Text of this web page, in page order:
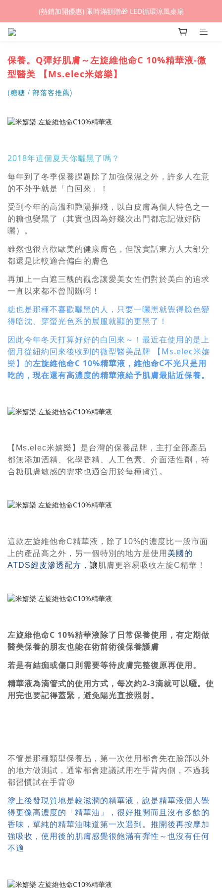
(熱銷加開優惠) 限時滿額贈🎁 LED循環涼風桌扇
(熱銷加開優惠) 限時滿額贈🎁 LED循環涼風桌扇
城鎮韌性(防空)演習期間，網頁載入速度可能延遲。
(熱銷加開優惠) 限時滿額贈🎁 LED循環涼風桌扇
保養。Q彈好肌膚～左旋維他命C 10%精華液-微
型醫美 【Ms.elec米嬉樂】
(糖糖 / 部落客推薦)
2018年這個夏天你曬黑了嗎？
每年到了冬季保養課題除了加強保濕之外，許多人在意
的不外乎就是「白回來」！
受到今年的高溫和艷陽摧殘，以白皮膚為個人特色之一
的糖也變黑了（其實也因為好幾次出門都忘記做好防
曬）。
雖然也很喜歡歐美的健康膚色，但說實話東方人大部分
都還是比較適合偏白的膚色
再加上一白遮三醜的觀念讓愛美女性們對於美白的追求
一直以來都不曾間斷啊！
糖也是那種不喜歡曬黑的人，只要一曬黑就覺得臉色變
得暗沈、穿螢光色系的展服就顯的更黑了！
因此今年冬天打算好好的白回來～！最近在使用的是上
個月從紐約回來後收到的微型醫美品牌 【Ms.elec米嬉
樂】的左旋維他命C 10%精華液，維他命C不光只是用
吃的，現在還有高濃度的精華液給予肌膚最貼近保養。
【 Ms.elec米嬉樂】是台灣的保養品牌，主打全部產品
都無添加酒精、化學香精、人工色素、介面活性劑，符
合糖肌膚敏感的需求也適合用於每種膚質。
這款左旋維他命C精華液，除了10%的濃度比一般市面
上的產品高之外，另一個特別的地方是使用 美國的
ATDS經皮滲透配方， 讓 肌膚更容易吸收左旋C精華！
左旋維他命C 10%精華液除了日常保養使用，有定期做
醫美保養的朋友也能在術前術後保養護膚
若是有結痂或傷口則需要等待皮膚完整復原再使用。
精華液為滴管式的使用方式，每次約2-3滴就可以囉。使
用完也要記得蓋緊，避免陽光直接照射。
不管是那種類型保養品，第一次使用都會先在臉部以外
的地方做測試，通常都會建議試用在手背內側，不過我
都習慣試在手背😜
塗上後發現質地是較滋潤的精華液，說是精華液個人覺
得更像高濃度的「精華油」，很好推開而且沒有多餘的
香味，單純的精華油味道第一次遇到。推開後再按摩加
強吸收，使用後的肌膚感覺很飽滿有彈性～也沒有任何
不適